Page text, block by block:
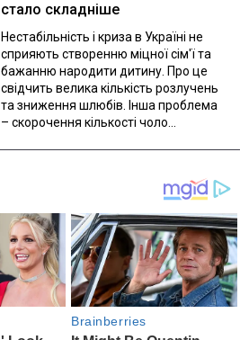
стало складніше
Нестабільність і криза в Україні не
сприяють створенню міцної сім'ї та
бажанню народити дитину. Про це
свідчить велика кількість розлучень
та зниження шлюбів. Інша проблема
– скорочення кількості чоло...